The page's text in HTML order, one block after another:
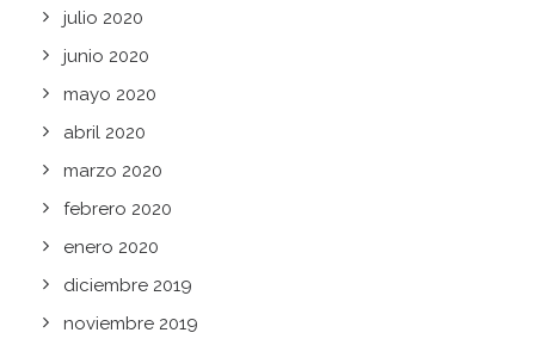
julio 2020
junio 2020
mayo 2020
abril 2020
marzo 2020
febrero 2020
enero 2020
diciembre 2019
noviembre 2019